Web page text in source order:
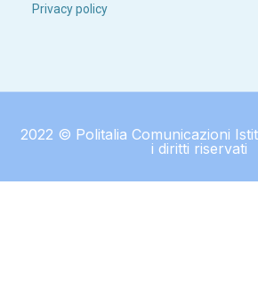
Privacy policy
2022 © Politalia Comunicazioni
i diritti riservati